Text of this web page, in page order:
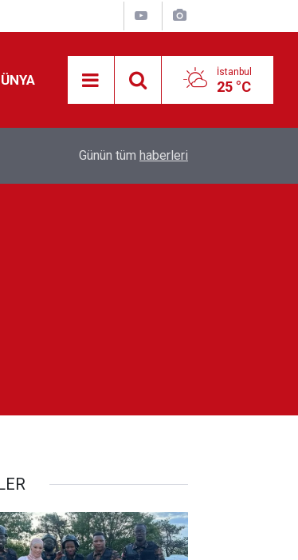
İstanbul
25 °C
Feridun Düzağaç sahnelere ara verdi: ''En az
Günün tüm haberleri